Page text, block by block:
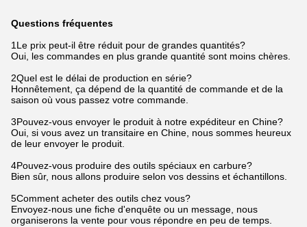
Questions fréquentes
1Le prix peut-il être réduit pour de grandes quantités?
Oui, les commandes en plus grande quantité sont moins chères.
2Quel est le délai de production en série?
Honnêtement, ça dépend de la quantité de commande et de la
saison où vous passez votre commande.
3Pouvez-vous envoyer le produit à notre expéditeur en Chine?
Oui, si vous avez un transitaire en Chine, nous sommes heureux
de leur envoyer le produit.
4Pouvez-vous produire des outils spéciaux en carbure?
Bien sûr, nous allons produire selon vos dessins et échantillons.
5Comment acheter des outils chez vous?
Envoyez-nous une fiche d'enquête ou un message, nous
organiserons la vente pour vous répondre en peu de temps.